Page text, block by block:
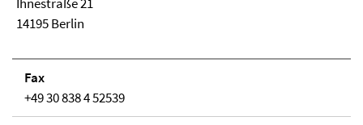
14195 Berlin
Fax
+49 30 838 4 52539